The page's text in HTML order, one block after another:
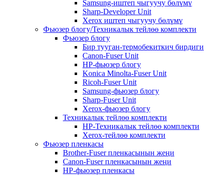
Samsung-иштеп чыгуучу бөлүмү
Sharp-Developer Unit
Xerox иштеп чыгуучу бөлүмү
Фьюзер блогу/Техникалык тейлөө комплекти
Фьюзер блогу
Бир тууган-термобекиткич бирдиги
Canon-Fuser Unit
HP-фьюзер блогу
Konica Minolta-Fuser Unit
Ricoh-Fuser Unit
Samsung-фьюзер блогу
Sharp-Fuser Unit
Xerox-фьюзер блогу
Техникалык тейлөө комплекти
HP-Техникалык тейлөө комплекти
Xerox-тейлөө комплекти
Фьюзер пленкасы
Brother-Fuser пленкасынын жеңи
Canon-Fuser пленкасынын жеңи
HP-фьюзер пленкасы